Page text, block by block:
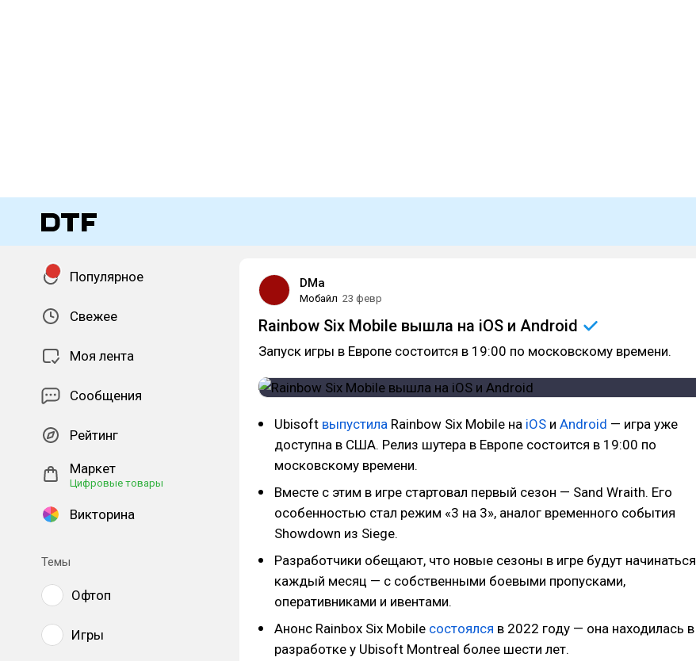
Популярное
Свежее
Моя лента
Сообщения
Рейтинг
Маркет
Цифровые товары
Викторина
Темы
Офтоп
Игры
DMa
Мобайл 23 февр
Rainbow Six Mobile вышла на iOS и Android
Запуск игры в Европе состоится в 19:00 по московскому времени.
Ubisoft выпустила Rainbow Six Mobile на iOS и Android — игра уже
доступна в США. Релиз шутера в Европе состоится в 19:00 по
московскому времени.
Вместе с этим в игре стартовал первый сезон — Sand Wraith. Его
особенностью стал режим «3 на 3», аналог временного события
Showdown из Siege.
Разработчики обещают, что новые сезоны в игре будут начинаться
каждый месяц — с собственными боевыми пропусками,
оперативниками и ивентами.
Анонс Rainbox Six Mobile состоялся в 2022 году — она находилась в
разработке у Ubisoft Montreal более шести лет.